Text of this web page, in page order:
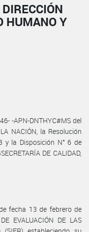
HUMANO Y
-APN-DNTHYC#MS del
NACIÓN, la Resolución
y la Disposición N° 6 de
DE CALIDAD,
fecha 13 de febrero de
EVALUACIÓN DE LAS